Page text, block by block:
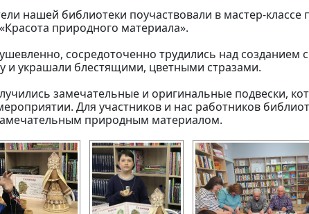
нашей библиотеки поучаствовали в мастер-
природного материала».
сосредоточенно трудились над созданием
и украшали блестящими, цветными стразами.
замечательные и оригинальные подвески,
Для участников и нас работников
природным материалом.